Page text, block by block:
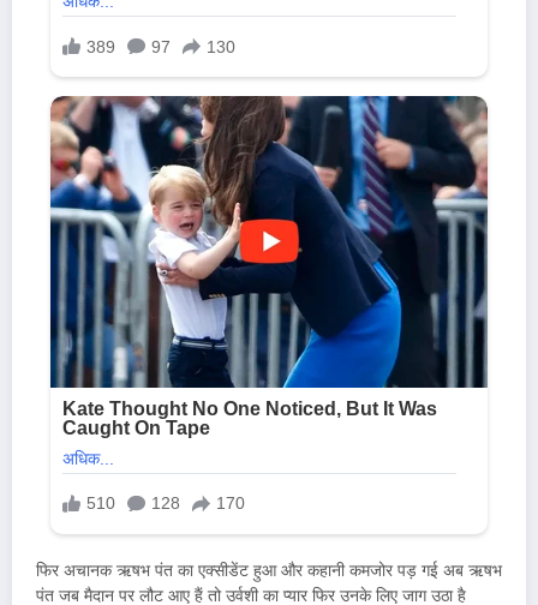
फिर अचानक ऋषभ पंत का एक्सीडेंट हुआ और कहानी कमजोर पड़ गई अब ऋषभ
पंत जब मैदान पर लौट आए हैं तो उर्वशी का प्यार फिर उनके लिए जाग उठा है